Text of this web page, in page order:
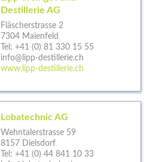
Destillerie AG
Fläscherstrasse 2
7304 Maienfeld
Tel: +41 (0) 81 330 15 55
info@lipp-destillerie.ch
www.lipp-destillerie.ch
Lobatechnic AG
Wehntalerstrasse 59
8157 Dielsdorf
Tel: +41 (0) 44 841 10 33